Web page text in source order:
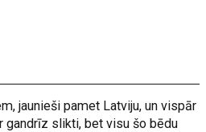
jaunieši pamet Latviju, un vispār
gandrīz slikti, bet visu šo bēdu